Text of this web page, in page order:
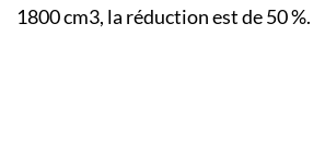
1800 cm3, la réduction est de 50 %.